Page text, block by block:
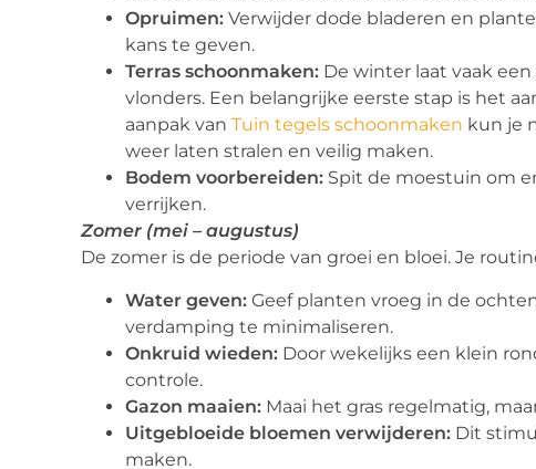
Opruimen: Verwijder dode bladeren en
kans te geven.
Terras schoonmaken: De winter laat vaak
vlonders. Een belangrijke eerste stap is het
aanpak van Tuin tegels schoonmaken kun je
weer laten stralen en veilig maken.
Bodem voorbereiden: Spit de moestuin om
verrijken.
Zomer (mei – augustus)
De zomer is de periode van groei en bloei. Je
Water geven: Geef planten vroeg in de
verdamping te minimaliseren.
Onkruid wieden: Door wekelijks een klein
controle.
Gazon maaien: Maai het gras regelmatig,
Uitgebloeide bloemen verwijderen: Dit
maken.